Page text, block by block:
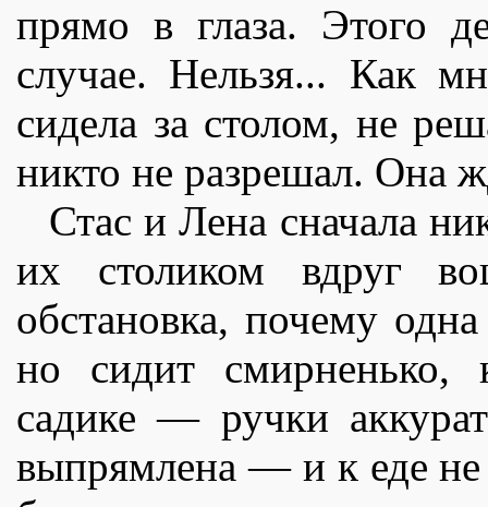
прямо в глаза. Этого
случае. Нельзя... Как
сидела за столом, не
никто не разрешал. Она
Стас и Лена сначала
их столиком вдруг
обстановка, почему
но сидит смирненько,
садике — ручки
выпрямлена — и к еде не